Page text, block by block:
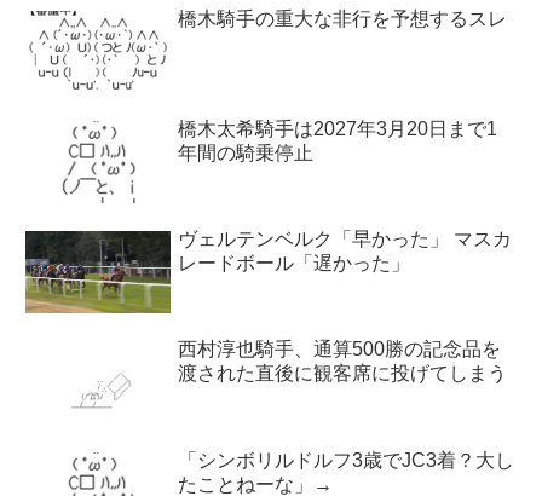
橋木騎手の重大な非行を予想するスレ
橋木太希騎手は2027年3月20日まで1
年間の騎乗停止
ヴェルテンベルク「早かった」 マスカ
レードボール「遅かった」
西村淳也騎手、通算500勝の記念品を
渡された直後に観客席に投げてしまう
「シンボリルドルフ3歳でJC3着？大し
たことねーな」→